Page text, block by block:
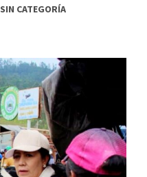
SIN CATEGORÍA